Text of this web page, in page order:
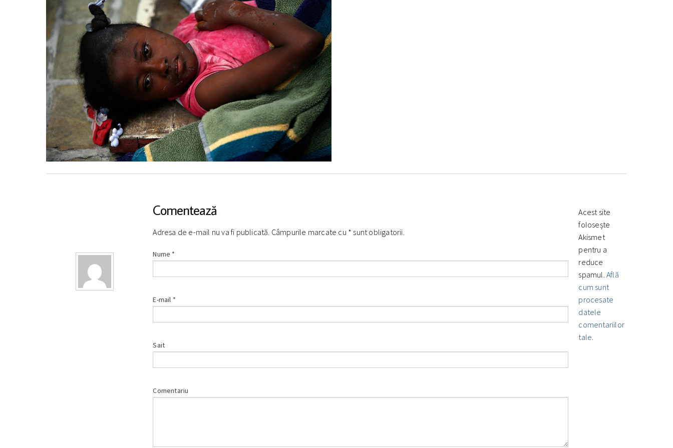
Comentează
Adresa de e-mail nu va fi publicată. Câmpurile marcate cu * sunt obligatorii.
Nume *
E-mail *
Sait
Comentariu
Acest site
folosește
Akismet
pentru a
reduce
spamul. Află
cum sunt
procesate
datele
comentariilor
tale.